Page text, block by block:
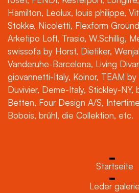
Hamilton, Leolux, louis philippe,
Stokke, Nicoletti, Flexform
Arketipo Loft, Trasio, W.Schillig,
swissofa by Horst, Dietiker,
Vanderuhe-Barcelona, Living
giovannetti-Italy, Koinor, TEAM by
Duvivier, Deme-Italy, Stickley-NY,
Betten, Four Design A/S,
Bobois, brühl, die Collektion, etc.
Startseite
Leder galerie